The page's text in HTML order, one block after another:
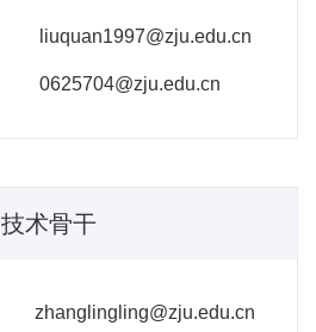
liuquan1997@zju.edu.cn
0625704@zju.edu.cn
技术骨干
zhanglingling@zju.edu.cn